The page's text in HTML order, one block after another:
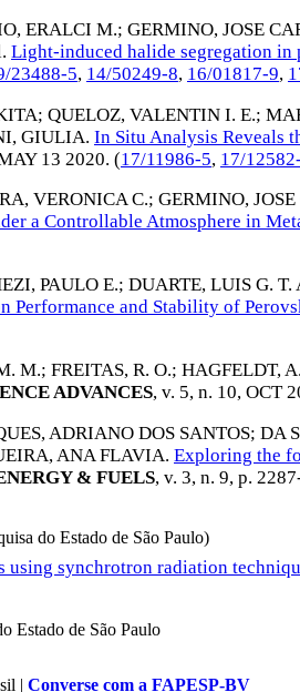
ERALCI M.; GERMINO, JOSE
Light-induced halide segregation
23488-5, 14/50249-8, 16/01817-9,
; QUELOZ, VALENTIN I. E.;
GIULIA. In Situ Analysis Reveals
13 2020. (17/11986-5, 17/
VERONICA C.; GERMINO,
a Controllable Atmosphere in
PAULO E.; DUARTE, LUIS G. T.
Performance and Stability of
M.; FREITAS, R. O.; HAGFELDT, A.
ADVANCES, v. 5, n. 10, OCT
ADRIANO DOS SANTOS; DA
ANA FLAVIA. Exploring the
& FUELS, v. 3, n. 9, p.
do Estado de São Paulo)
synchrotron radiation
Estado de São Paulo
| Converse com a FAPESP-BV